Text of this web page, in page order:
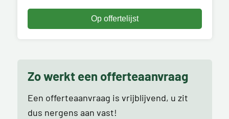
Zo werkt een offerteaanvraag
Een offerteaanvraag is vrijblijvend, u zit
dus nergens aan vast!